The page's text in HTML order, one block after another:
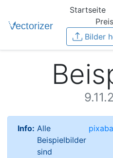
Startseite
Bilder
Info: Alle
Beispielbilder
sind